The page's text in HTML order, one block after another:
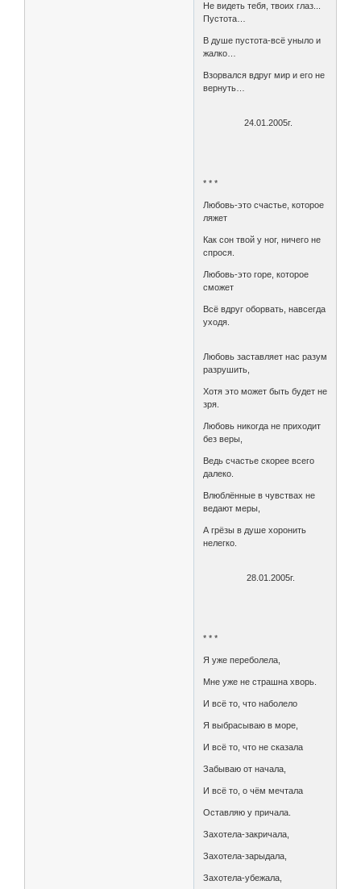
Не видеть тебя, твоих глаз...
Пустота…
В душе пустота-всё уныло и
жалко…
Взорвался вдруг мир и его не
вернуть…
24.01.2005г.
* * *
Любовь-это счастье, которое
ляжет
Как сон твой у ног, ничего не
спрося.
Любовь-это горе, которое
сможет
Всё вдруг оборвать, навсегда
уходя.
Любовь заставляет нас разум
разрушить,
Хотя это может быть будет не
зря.
Любовь никогда не приходит
без веры,
Ведь счастье скорее всего
далеко.
Влюблённые в чувствах не
ведают меры,
А грёзы в душе хоронить
нелегко.
28.01.2005г.
* * *
Я уже переболела,
Мне уже не страшна хворь.
И всё то, что наболело
Я выбрасываю в море,
И всё то, что не сказала
Забываю от начала,
И всё то, о чём мечтала
Оставляю у причала.
Захотела-закричала,
Захотела-зарыдала,
Захотела-убежала,